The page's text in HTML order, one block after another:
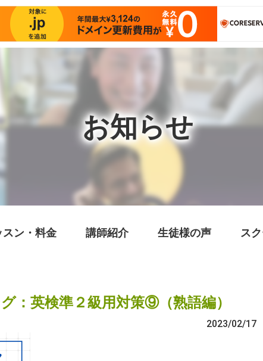
お知らせ
スン・料金 講師紹介 生徒様の声 ス
：英検準２級用対策⑨（熟語編）
2023/02/17